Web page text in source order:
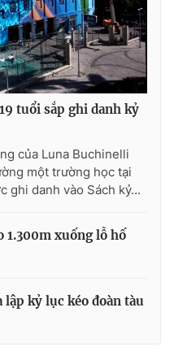
điện tử số 483/GP-BTTTT
Hạnh, Phạm Quốc Thắng,
tuổi sắp ghi danh kỷ
của Luna Buchinelli
một trường học tại
ghi danh vào Sách kỷ...
1.300m xuống lỗ hố
lập kỷ lục kéo đoàn tàu